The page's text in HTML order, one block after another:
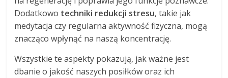
Dodatkowo techniki redukcji stresu, takie jak
medytacja czy regularna aktywność fizyczna, mogą
znacząco wpłynąć na naszą koncentrację.
Wszystkie te aspekty pokazują, jak ważne jest
dbanie o jakość naszych posiłków oraz ich